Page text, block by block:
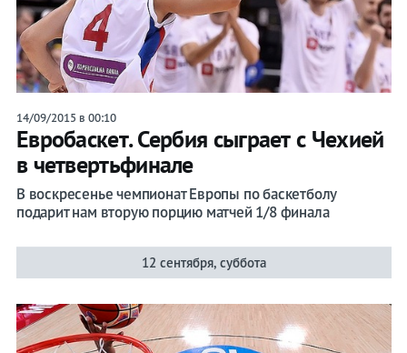
14/09/2015 в 00:10
Евробаскет. Сербия сыграет с Чехией
в четвертьфинале
В воскресенье чемпионат Европы по баскетболу
подарит нам вторую порцию матчей 1/8 финала
12 сентября, суббота